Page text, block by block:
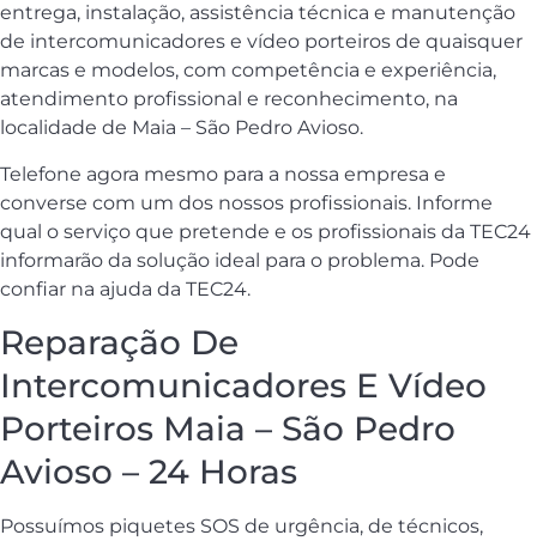
entrega, instalação, assistência técnica e manutenção
de intercomunicadores e vídeo porteiros de quaisquer
marcas e modelos, com competência e experiência,
atendimento profissional e reconhecimento, na
localidade de Maia – São Pedro Avioso.
Telefone agora mesmo para a nossa empresa e
converse com um dos nossos profissionais. Informe
qual o serviço que pretende e os profissionais da TEC24
informarão da solução ideal para o problema. Pode
confiar na ajuda da TEC24.
Reparação De
Intercomunicadores E Vídeo
Porteiros Maia – São Pedro
Avioso – 24 Horas
Possuímos piquetes SOS de urgência, de técnicos,